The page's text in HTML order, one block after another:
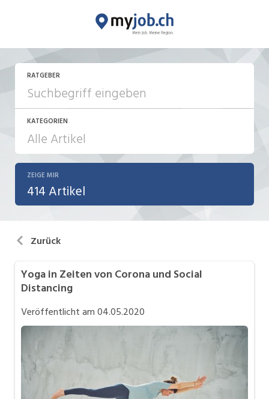
RATGEBER
KATEGORIEN
Aktionen / News
Bewerbung / Neuorientierung
Karriere allgemein
Personalpolitik / MA-Rekrutierung
Selbstständigkeit
Teilzeit / Flexible Arbeitsmodelle
ZEIGE MIR
414 Artikel
Zurück
Yoga in Zeiten von Corona und Social
Distancing
Veröffentlicht am04.05.2020